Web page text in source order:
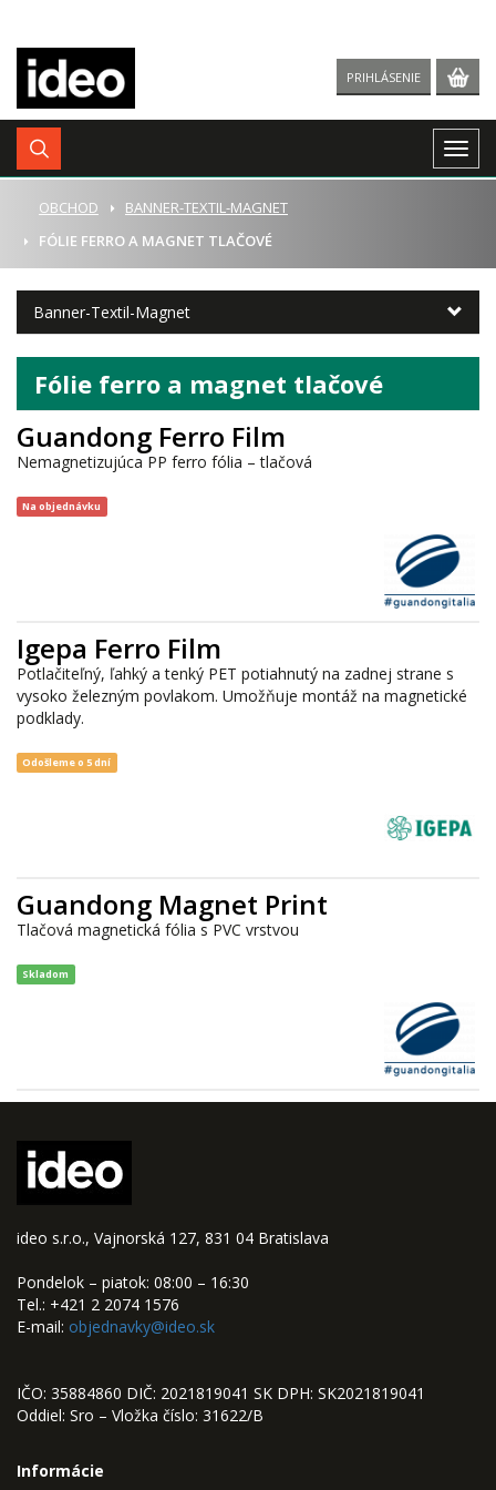
PRIHLÁSENIE
ÚVOD
OBCHOD
BANNER-TEXTIL-MAGNET
FÓLIE FERRO A MAGNET TLAČOVÉ
Banner-Textil-Magnet
Fólie ferro a magnet tlačové
Guandong Ferro Film
Nemagnetizujúca PP ferro fólia – tlačová
Na objednávku
Igepa Ferro Film
Potlačiteľný, ľahký a tenký PET potiahnutý na zadnej strane s
vysoko železným povlakom. Umožňuje montáž na magnetické
podklady.
Odošleme o 5 dní
Guandong Magnet Print
Tlačová magnetická fólia s PVC vrstvou
Skladom
ideo s.r.o., Vajnorská 127, 831 04 Bratislava
Pondelok – piatok: 08:00 – 16:30
Tel.: +421 2 2074 1576
E-mail: objednavky@ideo.sk
IČO: 35884860 DIČ: 2021819041 SK DPH: SK2021819041
Oddiel: Sro – Vložka číslo: 31622/B
Informácie